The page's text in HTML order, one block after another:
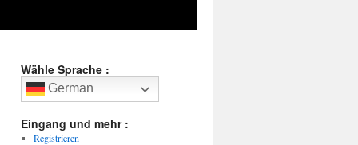
Wähle Sprache :
German
Eingang und mehr :
Registrieren